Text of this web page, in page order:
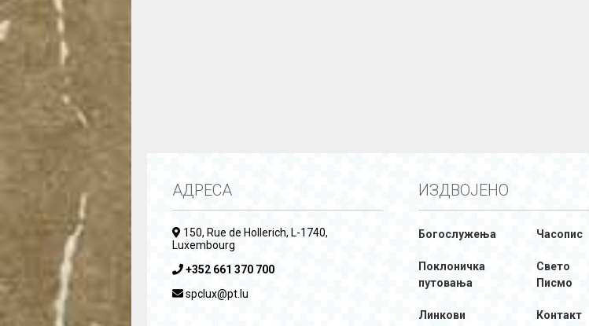
АДРЕСА
150, Rue de Hollerich, L-1740,
Luxembourg
+352 661 370 700
spclux@pt.lu
ИЗДВОЈЕНО
Богослужења Часопис
Поклоничка
путовања
Свето
Писмо
Линкови Контакт